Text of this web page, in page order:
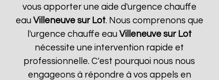
vous apporter une aide d'urgence chauffe
eau Villeneuve sur Lot. Nous comprenons que
l'urgence chauffe eau Villeneuve sur Lot
nécessite une intervention rapide et
professionnelle. C'est pourquoi nous nous
engageons à répondre à vos appels en